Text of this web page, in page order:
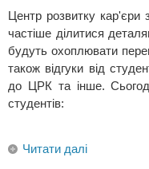
Центр розвитку кар'єри
частіше ділитися
будуть охоплювати
також відгуки від
до ЦРК та інше.
студентів:
Читати далі